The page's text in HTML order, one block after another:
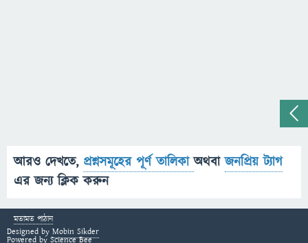
আরও দেখতে, প্রশ্নসমূহের পূর্ণ তালিকাঅথবাজনপ্রিয় ট্যাগ
এর জন্য ক্লিক করুন
মতামত পাঠান
Designed by Mobin Sikder
Powered by Science Bee